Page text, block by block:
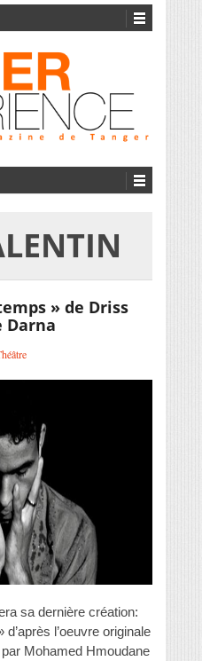
» de Driss
Darna
sa dernière création:
l’oeuvre originale
Mohamed Hmoudane